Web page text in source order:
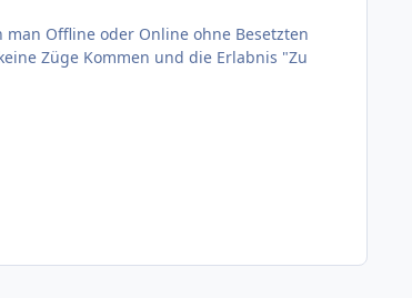
Offline oder Online ohne Besetzten
Züge Kommen und die Erlabnis "Zu